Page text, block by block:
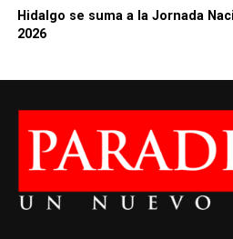
Hidalgo se suma a la Jornada
2026